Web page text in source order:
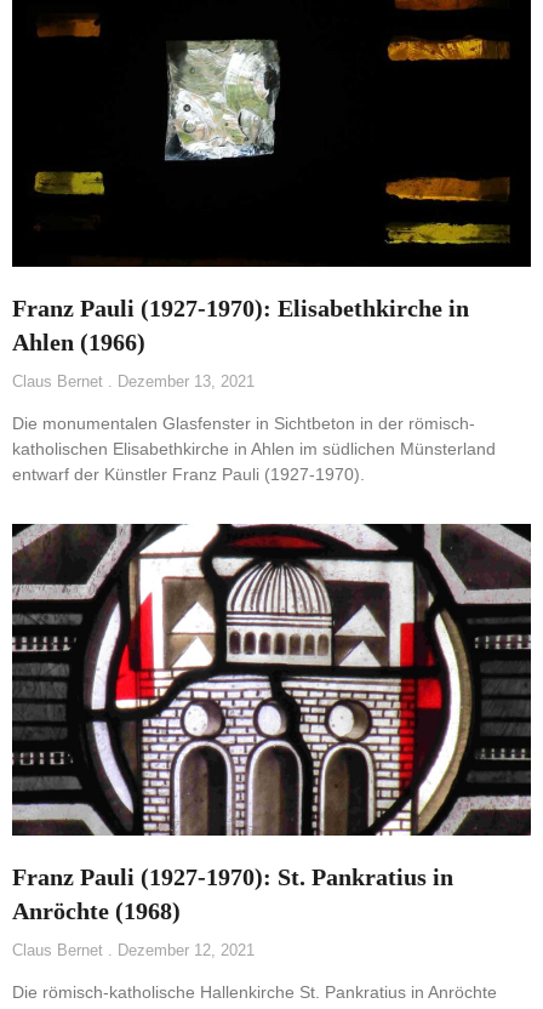
Franz Pauli (1927-1970): Elisabethkirche in
Ahlen (1966)
Claus Bernet Dezember 13, 2021
Die monumentalen Glasfenster in Sichtbeton in der römisch-
katholischen Elisabethkirche in Ahlen im südlichen Münsterland
entwarf der Künstler Franz Pauli (1927-1970).
Franz Pauli (1927-1970): St. Pankratius in
Anröchte (1968)
Claus Bernet Dezember 12, 2021
Die römisch-katholische Hallenkirche St. Pankratius in Anröchte